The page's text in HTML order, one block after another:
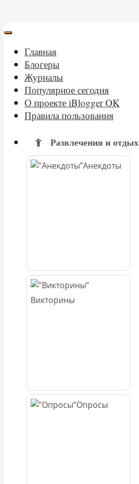
Главная
Блогеры
Журналы
Популярное сегодня
О проекте iBlogger OK
Правила пользования
Развлечения и отдых
Анекдоты
Викторины
Опросы